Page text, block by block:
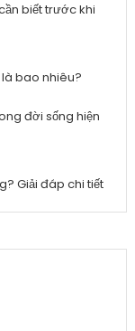
biết trước khi
bao nhiêu?
đời sống hiện
Giải đáp chi tiết